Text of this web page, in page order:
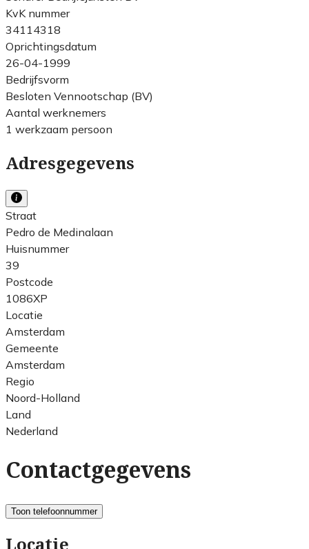
KvK nummer
34114318
Oprichtingsdatum
26-04-1999
Bedrijfsvorm
Besloten Vennootschap (BV)
Aantal werknemers
1 werkzaam persoon
Adresgegevens
Straat
Pedro de Medinalaan
Huisnummer
39
Postcode
1086XP
Locatie
Amsterdam
Gemeente
Amsterdam
Regio
Noord-Holland
Land
Nederland
Contactgegevens
Toon telefoonnummer
Locatie